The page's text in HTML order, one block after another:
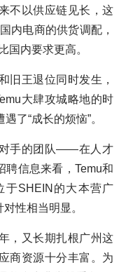
不以供应链见长，这
内电商的供货调配，
国内要求更高。
旧王退位同时发生，
大肆攻城略地的时
了“成长的烦恼”。
对手的团队——在人才
聘信息来看，Temu和
于SHEIN的大本营广
性相当明显。
，又长期扎根广州这
商资源十分丰富。为